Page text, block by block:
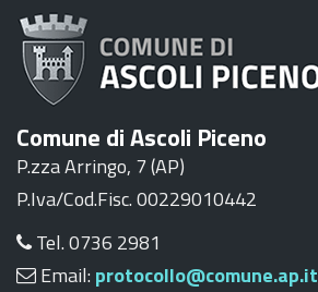
Comune di Ascoli Piceno
P.zza Arringo, 7 (AP)
P.Iva/Cod.Fisc. 00229010442
Tel. 0736 2981
Email: protocollo@comune.ap.it